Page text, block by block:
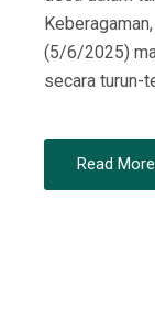
(5/6/2025)
secara turun-
Read More